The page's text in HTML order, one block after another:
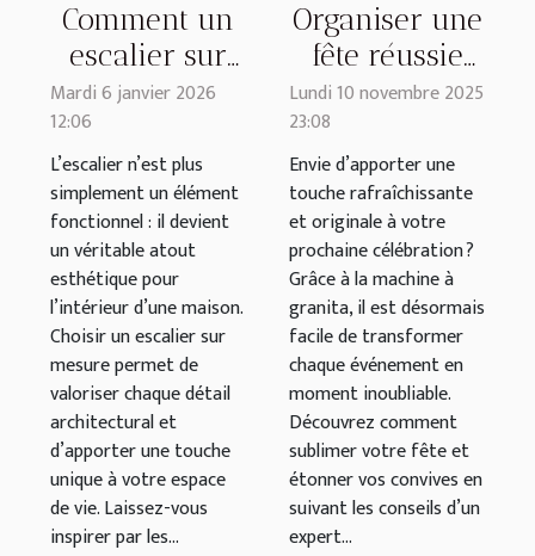
Comment un
escalier sur
mesure
améliore-t-il
l’esthétique de
votre maison
?
Mardi 6 janvier 2026
12:06
L’escalier n’est plus
simplement un élément
fonctionnel : il devient
un véritable atout
esthétique pour
l’intérieur d’une maison.
Choisir un escalier sur
mesure permet de
valoriser chaque détail
architectural et
d’apporter une touche
unique à votre espace
de vie. Laissez-vous
inspirer par les...
Organiser une
fête réussie
avec une
machine à
granita
Lundi 10 novembre 2025
23:08
Envie d’apporter une
touche rafraîchissante
et originale à votre
prochaine célébration ?
Grâce à la machine à
granita, il est désormais
facile de transformer
chaque événement en
moment inoubliable.
Découvrez comment
sublimer votre fête et
étonner vos convives en
suivant les conseils d’un
expert...